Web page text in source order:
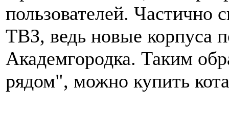
пользователей. Частично
ТВЗ, ведь новые корпуса
Академгородка. Таким
рядом", можно купить